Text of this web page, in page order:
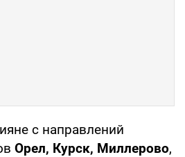
с направлений
Орел, Курск, Миллерово,